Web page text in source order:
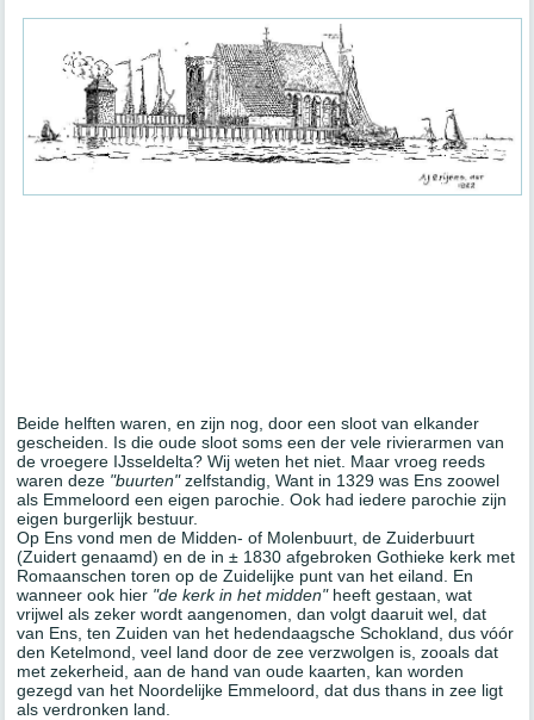
Beide helften waren, en zijn nog, door een sloot van elkander
gescheiden. Is die oude sloot soms een der vele rivierarmen van
de vroegere IJsseldelta? Wij weten het niet. Maar vroeg reeds
waren deze "buurten"zelfstandig, Want in 1329 was Ens zoowel
als Emmeloord een eigen parochie. Ook had iedere parochie zijn
eigen burgerlijk bestuur.
Op Ens vond men de Midden- of Molenbuurt, de Zuiderbuurt
(Zuidert genaamd) en de in ± 1830 afgebroken Gothieke kerk met
Romaanschen toren op de Zuidelijke punt van het eiland. En
wanneer ook hier "de kerk in het midden"heeft gestaan, wat
vrijwel als zeker wordt aangenomen, dan volgt daaruit wel, dat
van Ens, ten Zuiden van het hedendaagsche Schokland, dus vóór
den Ketelmond, veel land door de zee verzwolgen is, zooals dat
met zekerheid, aan de hand van oude kaarten, kan worden
gezegd van het Noordelijke Emmeloord, dat dus thans in zee ligt
als verdronken land.